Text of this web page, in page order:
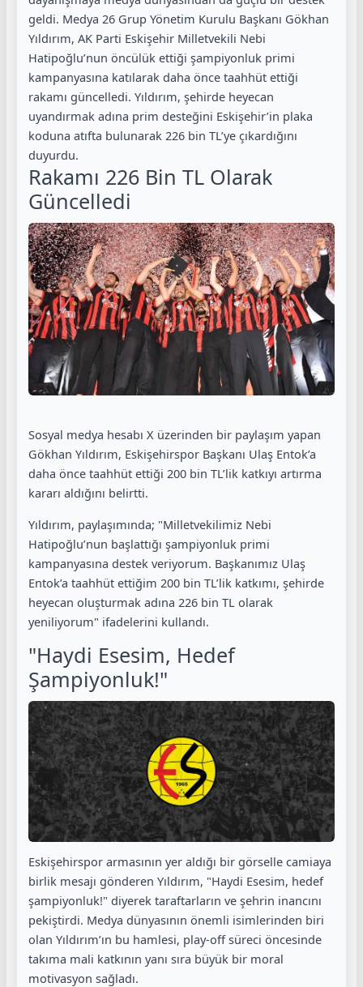
geldi. Medya 26 Grup Yönetim Kurulu Başkanı Gökhan
Yıldırım, AK Parti Eskişehir Milletvekili Nebi
Hatipoğlu’nun öncülük ettiği şampiyonluk primi
kampanyasına katılarak daha önce taahhüt ettiği
rakamı güncelledi. Yıldırım, şehirde heyecan
uyandırmak adına prim desteğini Eskişehir’in plaka
koduna atıfta bulunarak 226 bin TL’ye çıkardığını
duyurdu.
Rakamı 226 Bin TL Olarak
Güncelledi
Sosyal medya hesabı X üzerinden bir paylaşım yapan
Gökhan Yıldırım, Eskişehirspor Başkanı Ulaş Entok’a
daha önce taahhüt ettiği 200 bin TL’lik katkıyı artırma
kararı aldığını belirtti.
Yıldırım, paylaşımında; "Milletvekilimiz Nebi
Hatipoğlu’nun başlattığı şampiyonluk primi
kampanyasına destek veriyorum. Başkanımız Ulaş
Entok’a taahhüt ettiğim 200 bin TL’lik katkımı, şehirde
heyecan oluşturmak adına 226 bin TL olarak
yeniliyorum" ifadelerini kullandı.
"Haydi Esesim, Hedef
Şampiyonluk!"
Eskişehirspor armasının yer aldığı bir görselle camiaya
birlik mesajı gönderen Yıldırım, "Haydi Esesim, hedef
şampiyonluk!" diyerek taraftarların ve şehrin inancını
pekiştirdi. Medya dünyasının önemli isimlerinden biri
olan Yıldırım’ın bu hamlesi, play-off süreci öncesinde
takıma mali katkının yanı sıra büyük bir moral
motivasyon sağladı.